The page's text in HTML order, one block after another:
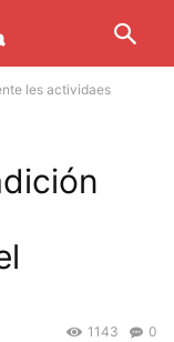
les actividaes
0
1143